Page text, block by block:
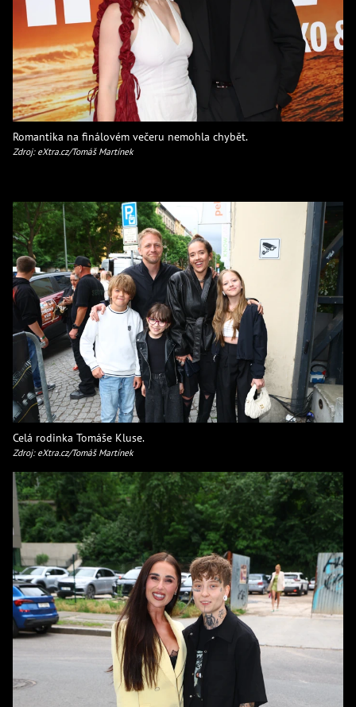
Romantika na finálovém večeru nemohla chybět.
Zdroj: eXtra.cz/Tomáš Martínek
Celá rodinka Tomáše Kluse.
Zdroj: eXtra.cz/Tomáš Martínek